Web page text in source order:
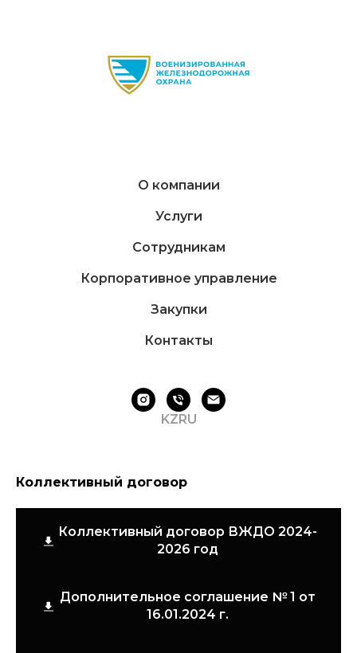
О компании
Услуги
Сотрудникам
Корпоративное управление
Закупки
Контакты
KZ RU
Коллективный договор
Коллективный договор ВЖДО 2024-
2026 год
Дополнительное соглашение № 1 от
16.01.2024 г.